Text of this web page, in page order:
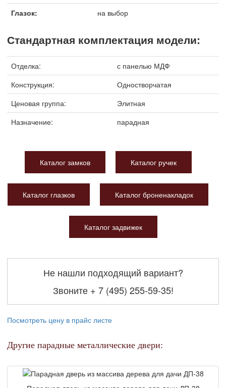
Глазок:
на выбор
Стандартная комплектация модели:
Отделка:
с панелью МДФ
Конструкция:
Одностворчатая
Ценовая группа:
Элитная
Назначение:
парадная
Каталог замков Каталог ручек
Каталог глазков Каталог броненакладок
Каталог задвижек
Не нашли подходящий вариант?
Звоните + 7 (495) 255-59-35!
Посмотреть цену в прайс листе
Другие парадные металлические двери: